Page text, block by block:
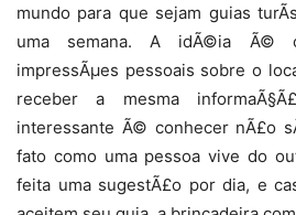
mundo para que sejam guias
uma semana. A idÃ©ia Ã©
impressÃµes pessoais sobre o
receber a mesma
interessante Ã© conhecer nÃ£o
fato como uma pessoa vive do
feita uma sugestÃ£o por dia, e